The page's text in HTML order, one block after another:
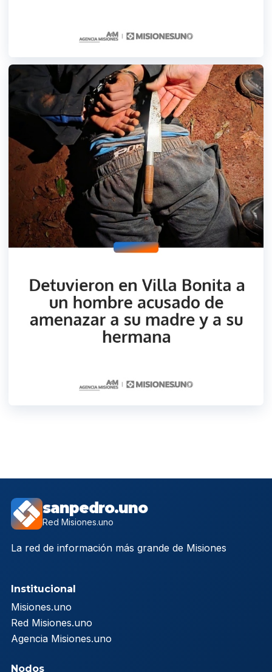
sanpedro.uno
Red Misiones.uno
La red de información más grande de Misiones
Institucional
Misiones.uno
Red Misiones.uno
Agencia Misiones.uno
Nodos